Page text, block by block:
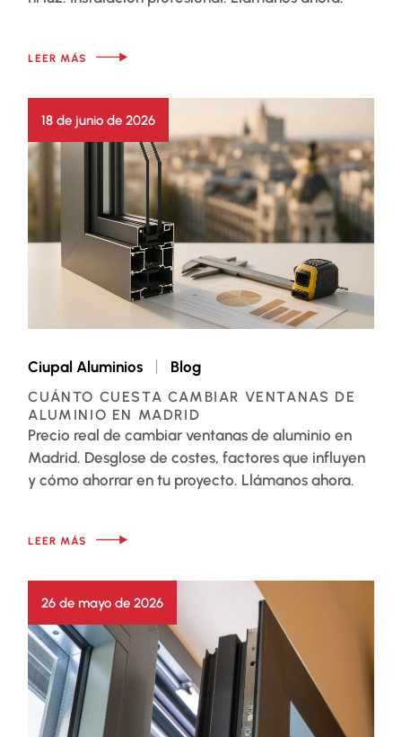
LEER MÁS
18 de junio de 2026
Ciupal Aluminios Blog
CUÁNTO CUESTA CAMBIAR VENTANAS DE
ALUMINIO EN MADRID
Precio real de cambiar ventanas de aluminio en
Madrid. Desglose de costes, factores que influyen
y cómo ahorrar en tu proyecto. Llámanos ahora.
LEER MÁS
26 de mayo de 2026